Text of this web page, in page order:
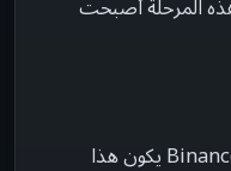
المرحلة أصبحت
في لماذا تغيرت صفحة الدعوة في Binance يكون هذا